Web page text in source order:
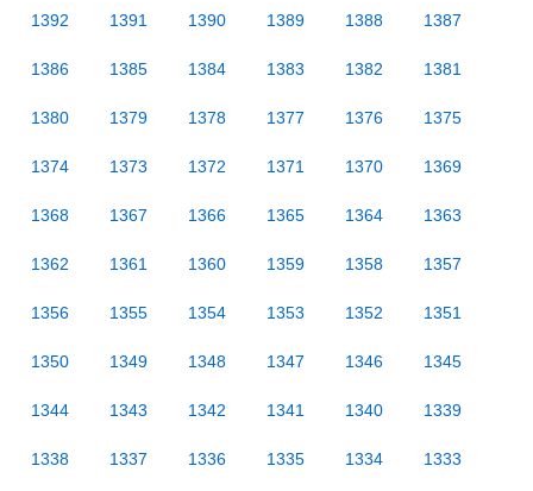
1392 1391 1390 1389 1388 1387
1386 1385 1384 1383 1382 1381
1380 1379 1378 1377 1376 1375
1374 1373 1372 1371 1370 1369
1368 1367 1366 1365 1364 1363
1362 1361 1360 1359 1358 1357
1356 1355 1354 1353 1352 1351
1350 1349 1348 1347 1346 1345
1344 1343 1342 1341 1340 1339
1338 1337 1336 1335 1334 1333